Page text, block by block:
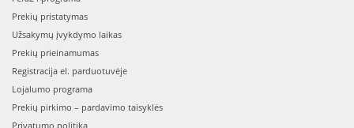
Prekių pristatymas
Užsakymų įvykdymo laikas
Prekių prieinamumas
Registracija el. parduotuvėje
Lojalumo programa
Prekių pirkimo – pardavimo taisyklės
Privatumo politika